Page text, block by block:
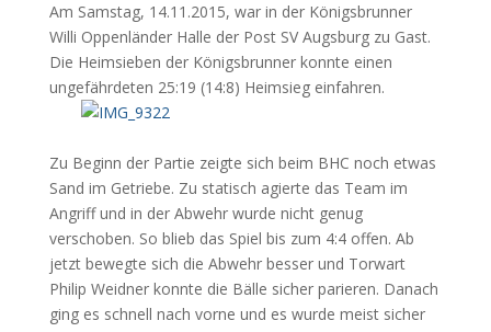
Am Samstag, 14.11.2015, war in der Königsbrunner
Willi Oppenländer Halle der Post SV Augsburg zu Gast.
Die Heimsieben der Königsbrunner konnte einen
ungefährdeten 25:19 (14:8) Heimsieg einfahren.
Zu Beginn der Partie zeigte sich beim BHC noch etwas
Sand im Getriebe. Zu statisch agierte das Team im
Angriff und in der Abwehr wurde nicht genug
verschoben. So blieb das Spiel bis zum 4:4 offen. Ab
jetzt bewegte sich die Abwehr besser und Torwart
Philip Weidner konnte die Bälle sicher parieren. Danach
ging es schnell nach vorne und es wurde meist sicher